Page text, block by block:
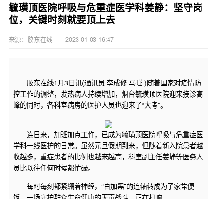
毓璜顶医院呼吸与危重症医学科姜静：坚守岗
位，关键时刻就要顶上去
来源：胶东在线 2023-01-03 16:47
胶东在线1月3日讯(通讯员 李成修 马瑾 )随着国家对疫情防
控工作的调整，发热病人持续增加，烟台毓璜顶医院迎来接诊高
峰的同时，各科室病房的医护人员也迎来了“大考”。
连日来，加班加点工作，已成为毓璜顶医院呼吸与危重症医
学科一线医护的日常。虽然元旦假期到来，但随着新入院患者越
收越多，重症患者的比例也越来越高，科室副主任姜静等医务人
员比以往任何时候都忙碌。
每时每刻都紧绷着神经，“白加黑”的连轴转成为了家常便
饭。一场守护群众生命健康的无声战斗，正在打响。